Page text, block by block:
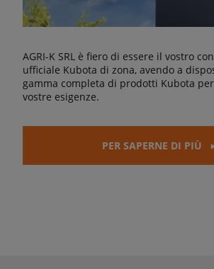
AGRI-K SRL è fiero di essere il vostro
ufficiale Kubota di zona, avendo a
gamma completa di prodotti Kubota
vostre esigenze.
PER SAPERNE DI PIÙ